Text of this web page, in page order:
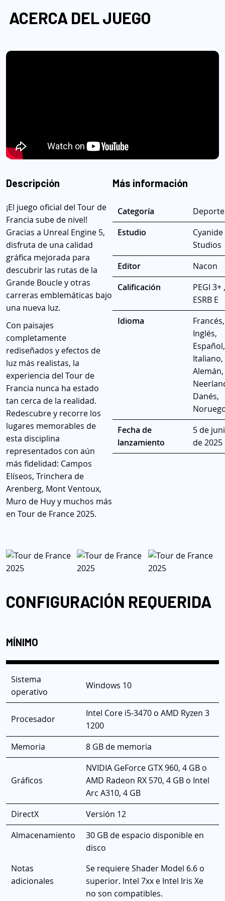
ACERCA DEL JUEGO
Descripción
¡El juego oficial del Tour de
Francia sube de nivel!
Gracias a Unreal Engine 5,
disfruta de una calidad
gráfica mejorada para
descubrir las rutas de la
Grande Boucle y otras
carreras emblemáticas bajo
una nueva luz.
Con paisajes
completamente
rediseñados y efectos de
luz más realistas, la
experiencia del Tour de
Francia nunca ha estado
tan cerca de la realidad.
Redescubre y recorre los
lugares memorables de
esta disciplina
representados con aún
más fidelidad: Campos
Elíseos, Trinchera de
Arenberg, Mont Ventoux,
Muro de Huy y muchos más
en Tour de France 2025.
Más información
Categoría
Deporte
Estudio
Cyanide
Studios
Editor
Nacon
Calificación
PEGI 3+ ,
ESRB E
Idioma
Francés,
Inglés,
Español,
Italiano,
Alemán,
Danés,
Fecha de
lanzamiento
5 de
de 2025
CONFIGURACIÓN REQUERIDA
MÍNIMO
Sistema
operativo
Windows 10
Procesador
Intel Core i5-3470 o AMD Ryzen 3
1200
Memoria
8 GB de memoria
Gráficos
NVIDIA GeForce GTX 960, 4 GB o
AMD Radeon RX 570, 4 GB o Intel
Arc A310, 4 GB
DirectX
Versión 12
Almacenamiento
30 GB de espacio disponible en
disco
Notas
adicionales
Se requiere Shader Model 6.6 o
superior. Intel 7xx e Intel Iris Xe
no son compatibles.